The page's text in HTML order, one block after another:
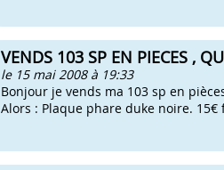
VENDS 103 SP EN PIECES ,
le 15 mai 2008 à 19:33
Bonjour je vends ma 103 sp en
Alors : Plaque phare duke noire.